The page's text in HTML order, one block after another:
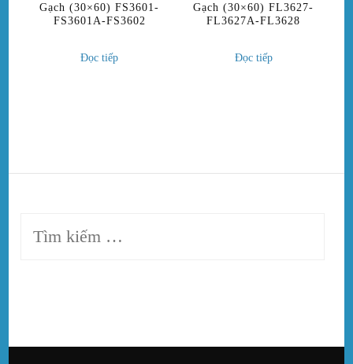
Gạch (30×60) FS3601-
FS3601A-FS3602
Đọc tiếp
Gạch (30×60) FL3627-
FL3627A-FL3628
Đọc tiếp
Tìm